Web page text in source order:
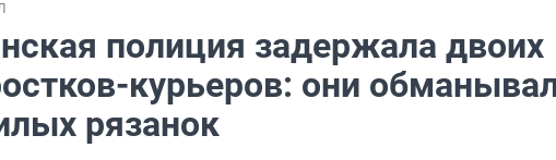
полиция задержала двоих
курьеров: они
рязанок